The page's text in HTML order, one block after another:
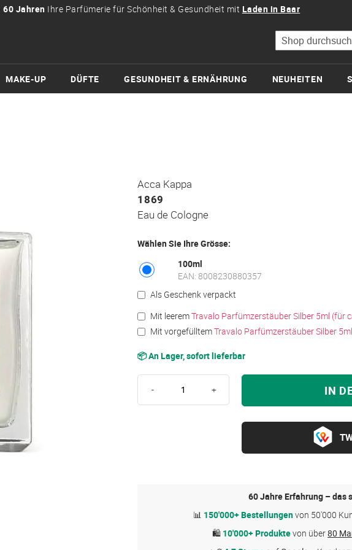
60 Jahren Ihre Parfümerie für Schönheit & Gesundheit mit Laden in Baar
Suche
MAKE-UP DÜFTE GESUNDHEIT & ERNÄHRUNG NEUHEITEN
Acca Kappa
1869
Eau de Cologne
Wählen Sie Ihre Grösse:
100ml
EAN: 8008230880357
Als Geschenk verpackt
Mit leeremTravalo Parfümzerstäuber Silber 5ml (für
Mit vorgefülltemTravalo Parfümzerstäuber Silber
📦 An Lager, sofort lieferbar
- + IN
60 Jahre Erfahrung – das
📊 150'000+ Bestellungenvon 50'000
🛍 10'000+ Produktevon über80